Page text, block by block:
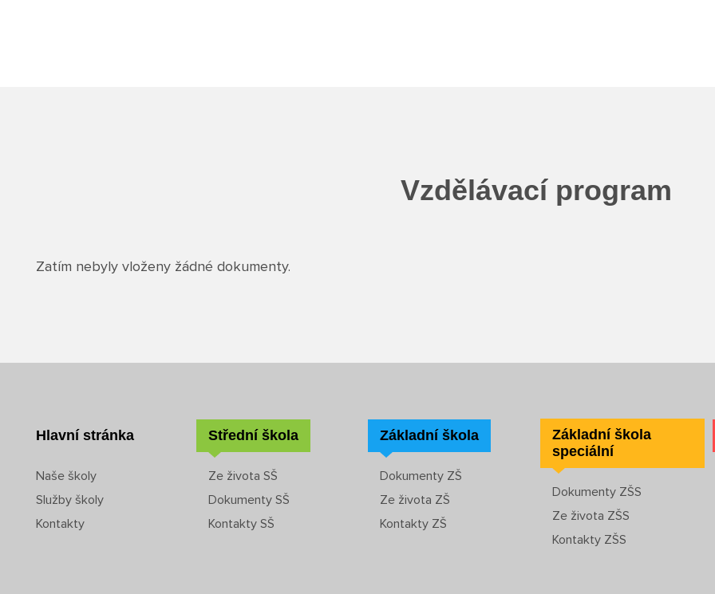
Vzdělávací program
Zatím nebyly vloženy žádné dokumenty.
Hlavní stránka
Naše školy
Služby školy
Kontakty
Střední škola
Ze života SŠ
Dokumenty SŠ
Kontakty SŠ
Základní škola
Dokumenty ZŠ
Ze života ZŠ
Kontakty ZŠ
Základní škola
speciální
Dokumenty ZŠS
Ze života ZŠS
Kontakty ZŠS